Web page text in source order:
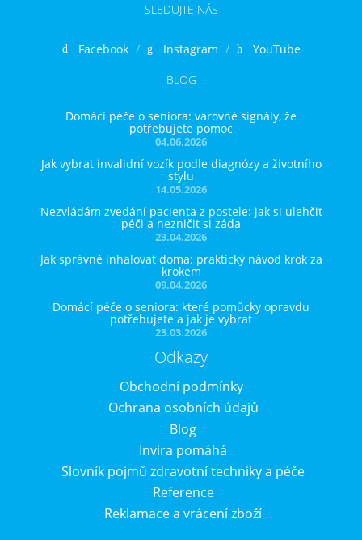
SLEDUJTE NÁS
Facebook Instagram
YouTube
BLOG
04.06.2026
Domácí péče o seniora: varovné signály, že
potřebujete pomoc
14.05.2026
Jak vybrat invalidní vozík podle diagnózy a životního
stylu
23.04.2026
Nezvládám zvedání pacienta z postele: jak si ulehčit
péči a nezničit si záda
09.04.2026
Jak správně inhalovat doma: praktický návod krok za
krokem
23.03.2026
Domácí péče o seniora: které pomůcky opravdu
potřebujete a jak je vybrat
Odkazy
Obchodní podmínky
Ochrana osobních údajů
Blog
Invira pomáhá
Slovník pojmů zdravotní techniky a péče
Reference
Reklamace a vrácení zboží